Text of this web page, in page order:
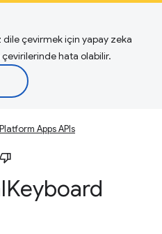
çevirmek için yapay zeka
çevirilerinde hata olabilir.
Platform Apps APIs
Keyboard